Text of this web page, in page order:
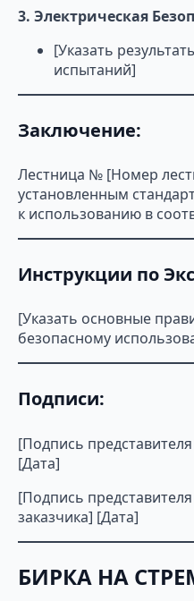
3. Электрическая
[Указать
испытаний]
Заключение:
Лестница № [Номер
установленным
к использованию в
Инструкции по
[Указать основные
безопасному
Подписи:
[Подпись
[Дата]
[Подпись
заказчика] [Дата]
БИРКА НА